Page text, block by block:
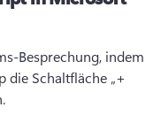
Besprechung, indem
die Schaltfläche „+